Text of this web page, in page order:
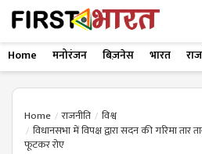
Home मनोरंजन बिज़नेस भारत
Home राजनीति
विश्व
विधानसभा में विपक्ष द्वारा सदन की गरिमा
फूटकर रोए